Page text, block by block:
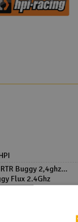
Buggy 2,4ghz
Flux 2.4Ghz